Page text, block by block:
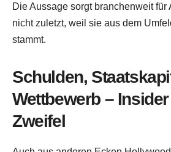
Die Aussage sorgt branchenweit für
nicht zuletzt, weil sie aus dem
stammt.
Schulden,
Wettbewerb –
Zweifel